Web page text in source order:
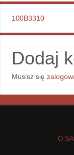
100B3310
Dodaj
Musisz się
O